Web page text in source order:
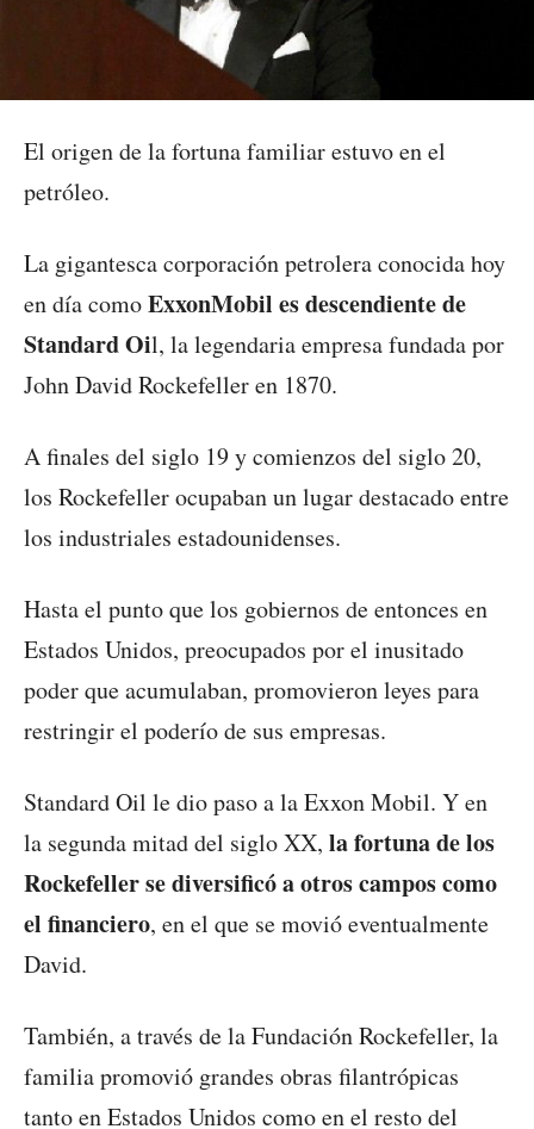
El origen de la fortuna familiar estuvo en el
petróleo.
La gigantesca corporación petrolera conocida hoy
en día comoExxonMobil es descendiente de
Standard Oil, la legendaria empresa fundada por
John David Rockefeller en 1870.
A finales del siglo 19 y comienzos del siglo 20,
los Rockefeller ocupaban un lugar destacado entre
los industriales estadounidenses.
Hasta el punto que los gobiernos de entonces en
Estados Unidos, preocupados por el inusitado
poder que acumulaban, promovieron leyes para
restringir el poderío de sus empresas.
Standard Oil le dio paso a la Exxon Mobil. Y en
la segunda mitad del siglo XX, la fortuna de los
Rockefeller se diversificó a otros campos como
el financiero, en el que se movió eventualmente
David.
También, a través de la Fundación Rockefeller, la
familia promovió grandes obras filantrópicas
tanto en Estados Unidos como en el resto del